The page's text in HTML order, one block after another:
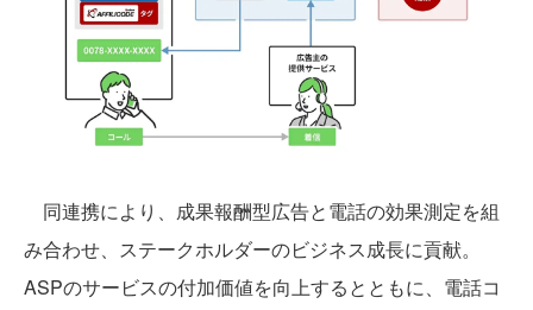
同連携により、成果報酬型広告と電話の効果測定を組
み合わせ、ステークホルダーのビジネス成長に貢献。
ASPのサービスの付加価値を向上するとともに、電話コ